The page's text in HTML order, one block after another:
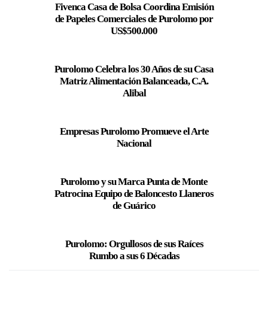
Fivenca Casa de Bolsa Coordina Emisión
de Papeles Comerciales de Purolomo por
US$500.000
Purolomo Celebra los 30 Años de su Casa
Matriz Alimentación Balanceada, C.A.
Alibal
Empresas Purolomo Promueve el Arte
Nacional
Purolomo y su Marca Punta de Monte
Patrocina Equipo de Baloncesto Llaneros
de Guárico
Purolomo: Orgullosos de sus Raíces
Rumbo a sus 6 Décadas